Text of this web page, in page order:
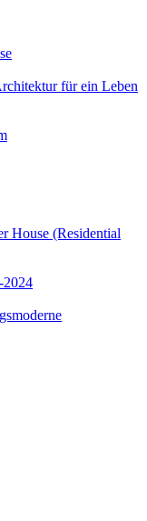
für ein Leben
House (Residential